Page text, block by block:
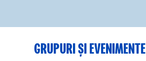
GRUPURI ȘI EVENIMENTE